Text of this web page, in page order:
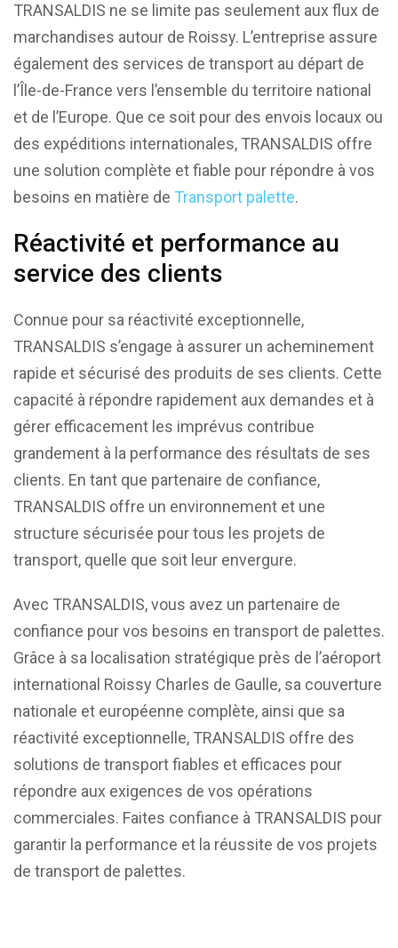
TRANSALDIS ne se limite pas seulement aux flux de
marchandises autour de Roissy. L’entreprise assure
également des services de transport au départ de
l’Île-de-France vers l’ensemble du territoire national
et de l’Europe. Que ce soit pour des envois locaux ou
des expéditions internationales, TRANSALDIS offre
une solution complète et fiable pour répondre à vos
besoins en matière de Transport palette.
Réactivité et performance au
service des clients
Connue pour sa réactivité exceptionnelle,
TRANSALDIS s’engage à assurer un acheminement
rapide et sécurisé des produits de ses clients. Cette
capacité à répondre rapidement aux demandes et à
gérer efficacement les imprévus contribue
grandement à la performance des résultats de ses
clients. En tant que partenaire de confiance,
TRANSALDIS offre un environnement et une
structure sécurisée pour tous les projets de
transport, quelle que soit leur envergure.
Avec TRANSALDIS, vous avez un partenaire de
confiance pour vos besoins en transport de palettes.
Grâce à sa localisation stratégique près de l’aéroport
international Roissy Charles de Gaulle, sa couverture
nationale et européenne complète, ainsi que sa
réactivité exceptionnelle, TRANSALDIS offre des
solutions de transport fiables et efficaces pour
répondre aux exigences de vos opérations
commerciales. Faites confiance à TRANSALDIS pour
garantir la performance et la réussite de vos projets
de transport de palettes.